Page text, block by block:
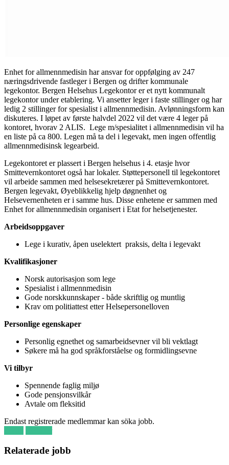
Enhet for allmennmedisin har ansvar for oppfølging av 247
næringsdrivende fastleger i Bergen og drifter kommunale
legekontor. Bergen Helsehus Legekontor er et nytt kommunalt
legekontor under etablering. Vi ansetter leger i faste stillinger og har
ledig 2 stillinger for spesialist i allmennmedisin. Avlønningsform kan
diskuteres. I løpet av første halvdel 2022 vil det være 4 leger på
kontoret, hvorav 2 ALIS. Lege m/spesialitet i allmennmedisin vil ha
en liste på ca 800. Legen må ta del i legevakt, men ingen offentlig
allmennmedisinsk legearbeid.
Legekontoret er plassert i Bergen helsehus i 4. etasje hvor
Smittevernkontoret også har lokaler. Støttepersonell til legekontoret
vil arbeide sammen med helsesekretærer på Smittevernkontoret.
Bergen legevakt, Øyeblikkelig hjelp døgnenhet og
Helsevernenheten er i samme hus. Disse enhetene er sammen med
Enhet for allmennmedisin organisert i Etat for helsetjenester.
Arbeidsoppgaver
Lege i kurativ, åpen uselektert praksis, delta i legevakt
Kvalifikasjoner
Norsk autorisasjon som lege
Spesialist i allmennmedisin
Gode norskkunnskaper - både skriftlig og muntlig
Krav om politiattest etter Helsepersonelloven
Personlige egenskaper
Personlig egnethet og samarbeidsevner vil bli vektlagt
Søkere må ha god språkforståelse og formidlingsevne
Vi tilbyr
Spennende faglig miljø
Gode pensjonsvilkår
Avtale om fleksitid
Endast registrerade medlemmar kan söka jobb.
Relaterade jobb